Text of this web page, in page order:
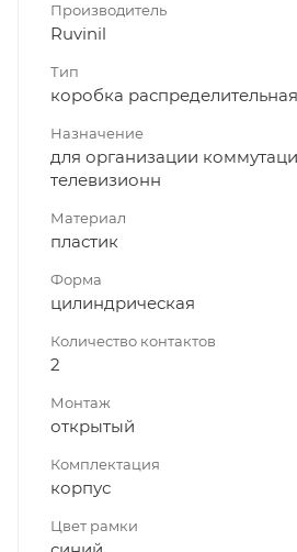
Производитель
Ruvinil
Тип
коробка распределительная
Назначение
для организации
телевизионн
Материал
пластик
Форма
цилиндрическая
Количество контактов
2
Монтаж
открытый
Комплектация
корпус
Цвет рамки